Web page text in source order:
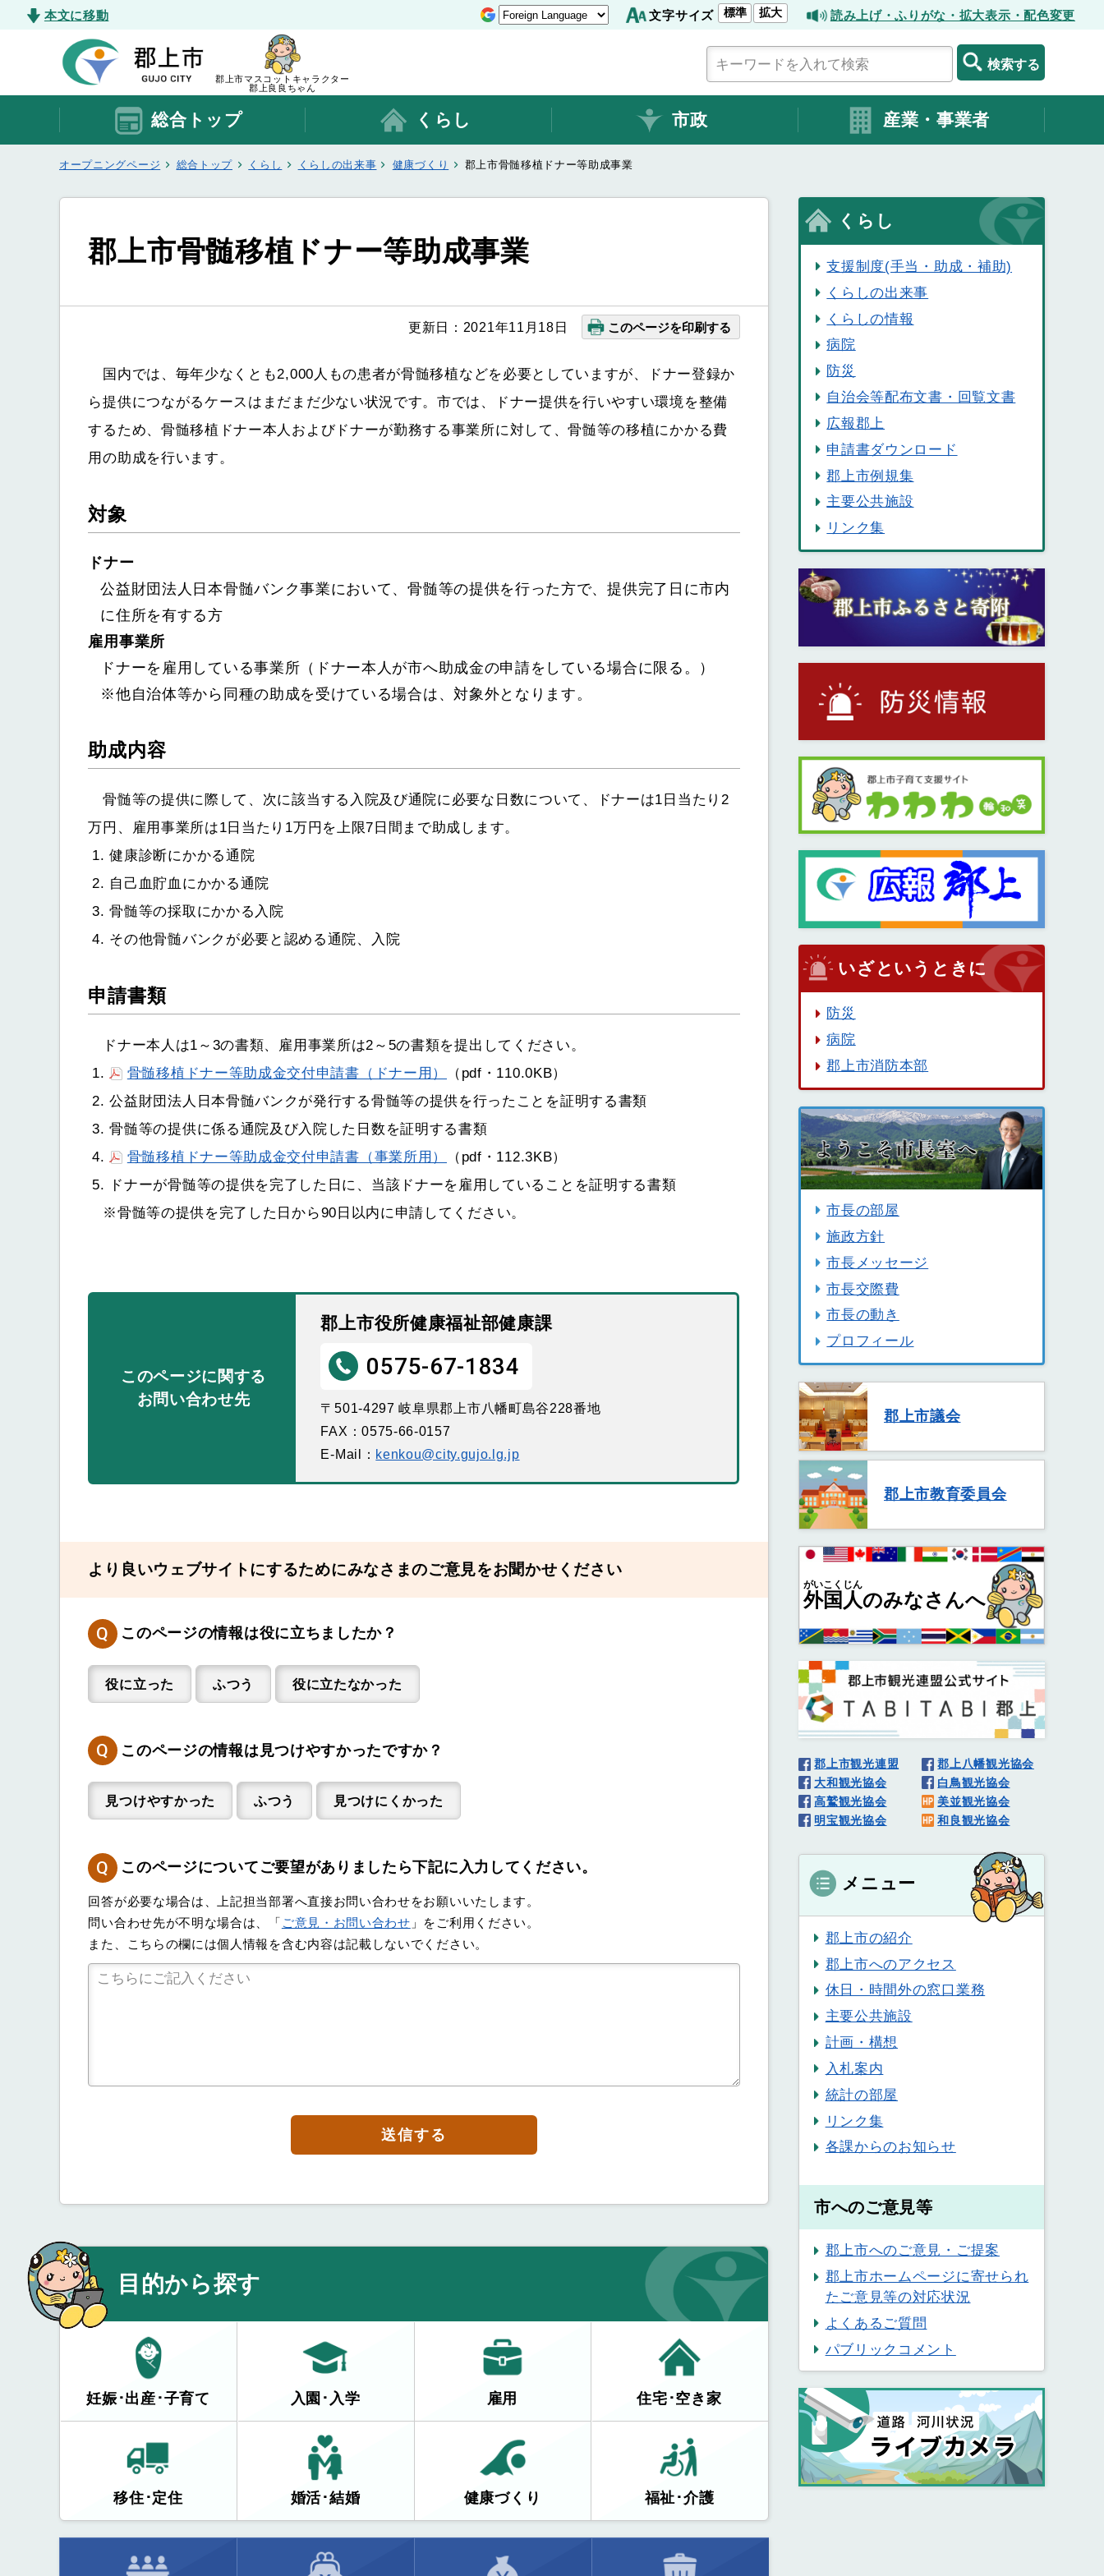
本文に移動 文字サイズ 標準 拡大 読み上げ・ふりがな・拡大表示・配色変更
郡上市マスコットキャラクター
郡上良良ちゃん
検索する
総合トップ くらし 市政 産業・事業者
オープニングページ 総合トップ くらし くらしの出来事 健康づくり 郡上市骨髄移植ドナー等助成事業
郡上市骨髄移植ドナー等助成事業
更新日：2021年11月18日 このページを印刷する
国内では、毎年少なくとも2,000人もの患者が骨髄移植などを必要としていますが、ドナー登録か
ら提供につながるケースはまだまだ少ない状況です。市では、ドナー提供を行いやすい環境を整備
するため、骨髄移植ドナー本人およびドナーが勤務する事業所に対して、骨髄等の移植にかかる費
用の助成を行います。
対象
ドナー
公益財団法人日本骨髄バンク事業において、骨髄等の提供を行った方で、提供完了日に市内
に住所を有する方
雇用事業所
ドナーを雇用している事業所（ドナー本人が市へ助成金の申請をしている場合に限る。）
※他自治体等から同種の助成を受けている場合は、対象外となります。
助成内容
骨髄等の提供に際して、次に該当する入院及び通院に必要な日数について、ドナーは1日当たり2
万円、雇用事業所は1日当たり1万円を上限7日間まで助成します。
健康診断にかかる通院
自己血貯血にかかる通院
骨髄等の採取にかかる入院
その他骨髄バンクが必要と認める通院、入院
申請書類
ドナー本人は1～3の書類、雇用事業所は2～5の書類を提出してください。
骨髄移植ドナー等助成金交付申請書（ドナー用）
（pdf・110.0KB）
公益財団法人日本骨髄バンクが発行する骨髄等の提供を行ったことを証明する書類
骨髄等の提供に係る通院及び入院した日数を証明する書類
骨髄移植ドナー等助成金交付申請書（事業所用）
（pdf・112.3KB）
ドナーが骨髄等の提供を完了した日に、当該ドナーを雇用していることを証明する書類
※骨髄等の提供を完了した日から90日以内に申請してください。
このページに関する
お問い合わせ先
郡上市役所健康福祉部健康課
0575-67-1834
〒501-4297 岐阜県郡上市八幡町島谷228番地
FAX：0575-66-0157
E-Mail： kenkou@city.gujo.lg.jp
より良いウェブサイトにするためにみなさまのご意見をお聞かせください
Q このページの情報は役に立ちましたか？
役に立った ふつう 役に立たなかった
Q このページの情報は見つけやすかったですか？
見つけやすかった ふつう 見つけにくかった
Q このページについてご要望がありましたら下記に入力してください。
回答が必要な場合は、上記担当部署へ直接お問い合わせをお願いいたします。
問い合わせ先が不明な場合は、「 ご意見・お問い合わせ 」をご利用ください。
また、こちらの欄には個人情報を含む内容は記載しないでください。
送信する
目的から探す
妊娠･出産･子育て 入園･入学 雇用 住宅･空き家
移住･定住 婚活･結婚 健康づくり 福祉･介護
くらし
支援制度(手当・助成・補助)
くらしの出来事
くらしの情報
病院
防災
自治会等配布文書・回覧文書
広報郡上
申請書ダウンロード
郡上市例規集
主要公共施設
リンク集
いざというときに
防災
病院
郡上市消防本部
市長の部屋
施政方針
市長メッセージ
市長交際費
市長の動き
プロフィール
郡上市議会
郡上市教育委員会
外国人
がいこくじん
のみなさんへ
郡上市観光連盟
郡上八幡観光協会
大和観光協会
白鳥観光協会
高鷲観光協会
美並観光協会
明宝観光協会
和良観光協会
メニュー
郡上市の紹介
郡上市へのアクセス
休日・時間外の窓口業務
主要公共施設
計画・構想
入札案内
統計の部屋
リンク集
各課からのお知らせ
市へのご意見等
郡上市へのご意見・ご提案
郡上市ホームページに寄せられ
たご意見等の対応状況
よくあるご質問
パブリックコメント